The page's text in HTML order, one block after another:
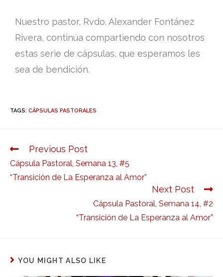
Nuestro pastor, Rvdo. Alexander Fontánez
Rivera, continúa compartiendo con nosotros
estas serie de cápsulas, que esperamos les
sea de bendición.
TAGS: CÁPSULAS PASTORALES
Previous Post
Cápsula Pastoral, Semana 13, #5
“Transición de La Esperanza al Amor”
Next Post
Cápsula Pastoral, Semana 14, #2
“Transición de La Esperanza al Amor”
YOU MIGHT ALSO LIKE